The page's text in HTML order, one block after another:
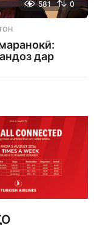
581 0
дар